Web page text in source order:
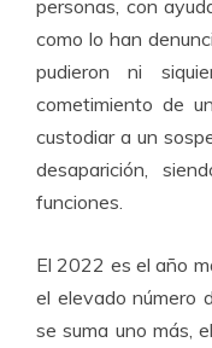
personas, con
como lo han
pudieron ni
cometimiento de
custodiar a un
desaparición,
funciones.
El 2022 es el año
el elevado número
se suma uno más,